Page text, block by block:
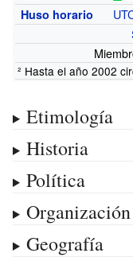
Huso horario
² Hasta el año 2002
Etimología
Historia
Política
Geografía